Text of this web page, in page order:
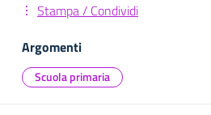
Stampa / Condividi
Argomenti
Scuola primaria